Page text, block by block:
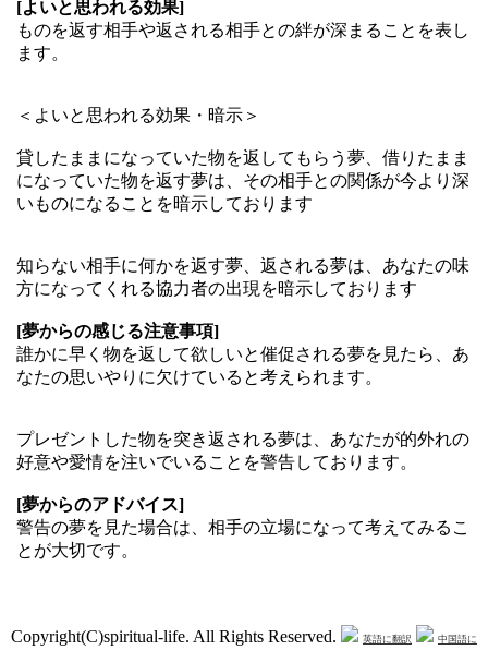
[よいと思われる効果]
ものを返す相手や返される相手との絆が深まることを表し
ます。
＜よいと思われる効果・暗示＞
貸したままになっていた物を返してもらう夢、借りたまま
になっていた物を返す夢は、その相手との関係が今より深
いものになることを暗示しております
知らない相手に何かを返す夢、返される夢は、あなたの味
方になってくれる協力者の出現を暗示しております
[夢からの感じる注意事項]
誰かに早く物を返して欲しいと催促される夢を見たら、あ
なたの思いやりに欠けていると考えられます。
プレゼントした物を突き返される夢は、あなたが的外れの
好意や愛情を注いでいることを警告しております。
[夢からのアドバイス]
警告の夢を見た場合は、相手の立場になって考えてみるこ
とが大切です。
Copyright(C)spiritual-life. All Rights Reserved. 英語に翻訳 中国語に